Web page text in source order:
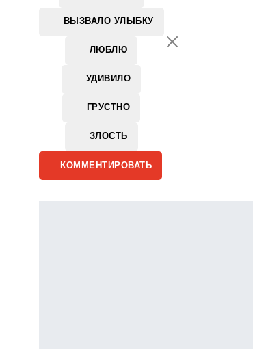
ВЫЗВАЛО УЛЫБКУ
ЛЮБЛЮ
УДИВИЛО
ГРУСТНО
ЗЛОСТЬ
КОММЕНТИРОВАТЬ